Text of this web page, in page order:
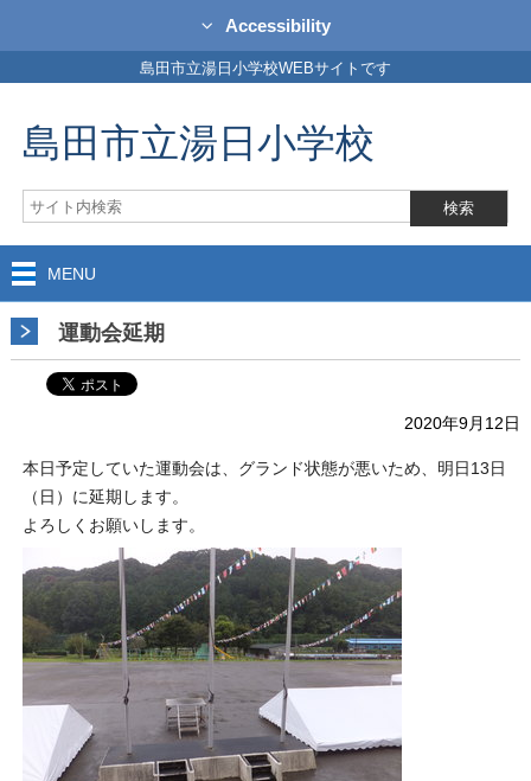
Accessibility
島田市立湯日小学校WEBサイトです
島田市立湯日小学校
MENU
運動会延期
2020年9月12日
本日予定していた運動会は、グランド状態が悪いため、明日13日
（日）に延期します。
よろしくお願いします。